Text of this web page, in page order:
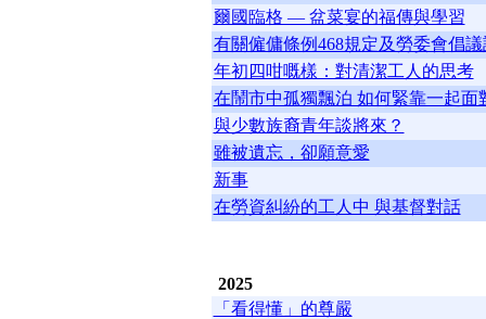
爾國臨格 — 盆菜宴的福傳與學習
有關僱傭條例468規定及勞委會倡
年初四咁嘅樣：對清潔工人的思考
在鬧市中孤獨飄泊 如何緊靠一起面
與少數族裔青年談將來？
雖被遺忘，卻願意愛
新事
在勞資糾紛的工人中 與基督對話
2025
「看得懂」的尊嚴